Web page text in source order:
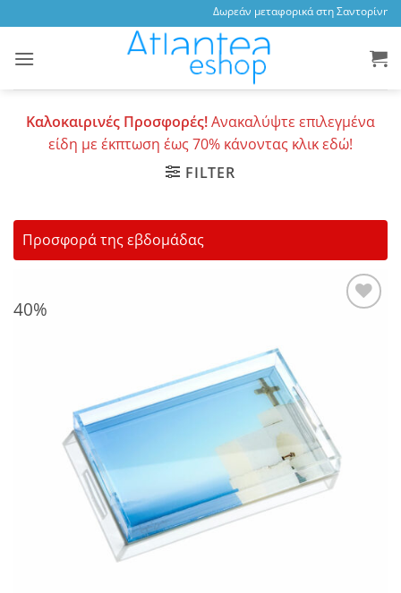
to
content
Δωρεάν μεταφορικά στη Σαντορίνη,
Καλοκαιρινές Προσφορές!Ανακαλύψτε επιλεγμένα
είδη με έκπτωση έως 70% κάνοντας κλικ εδώ!
FILTER
Προσφορά της εβδομάδας
40%